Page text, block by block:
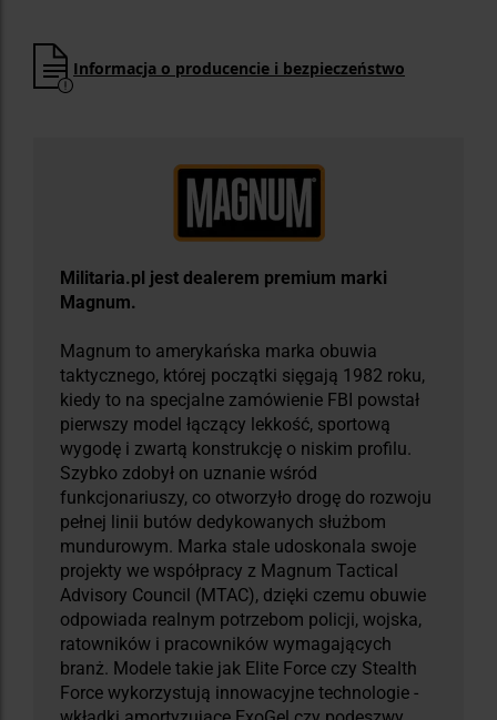
Informacja o producencie i bezpieczeństwo
Militaria.pl jest dealerem premium marki
Magnum.
Magnum to amerykańska marka obuwia
taktycznego, której początki sięgają 1982 roku,
kiedy to na specjalne zamówienie FBI powstał
pierwszy model łączący lekkość, sportową
wygodę i zwartą konstrukcję o niskim profilu.
Szybko zdobył on uznanie wśród
funkcjonariuszy, co otworzyło drogę do rozwoju
pełnej linii butów dedykowanych służbom
mundurowym. Marka stale udoskonala swoje
projekty we współpracy z Magnum Tactical
Advisory Council (MTAC), dzięki czemu obuwie
odpowiada realnym potrzebom policji, wojska,
ratowników i pracowników wymagających
branż. Modele takie jak Elite Force czy Stealth
Force wykorzystują innowacyjne technologie -